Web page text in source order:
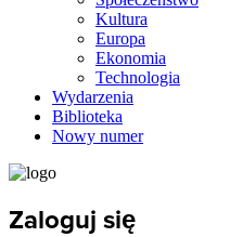
Kultura
Europa
Ekonomia
Technologia
Wydarzenia
Biblioteka
Nowy numer
Zaloguj się